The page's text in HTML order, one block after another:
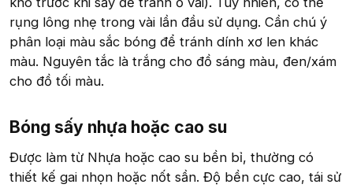
rụng lông nhẹ trong vài lần đầu sử dụng. Cần chú ý
phân loại màu sắc bóng để tránh dính xơ len khác
màu. Nguyên tắc là trắng cho đồ sáng màu, đen/xám
cho đồ tối màu.
Bóng sấy nhựa hoặc cao su​
Được làm từ Nhựa hoặc cao su bền bỉ, thường có
thiết kế gai nhọn hoặc nốt sần. Độ bền cực cao, tái sử